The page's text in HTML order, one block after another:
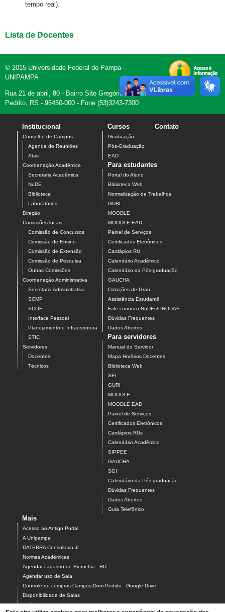
tempo real).
Lista de Docentes
© 2015 Universidade Federal do Pampa -
UNIPAMPA
Rua 21 de abril, 80 - Bairro São Gregório - Dom
Pedrito, RS - 96450-000 - Fone (53)3243-7300
Institucional
Conselho de Campus
Agenda de Reuniões
Atas
Coordenação Acadêmica
Secretaria Acadêmica
NuDE
Biblioteca
Laboratórios
Direção
Comissões locais
Comissão de Concursos
Comissão de Ensino
Comissão de Extensão
Comissão de Pesquisa
Outras Comissões
Coordenação Administrativa
Secretaria Administrativa
SCMP
SCOF
Interface Pessoal
Planejamento e Infraestrutura
STIC
Servidores
Docentes
Técnicos
Cursos
Graduação
Pós-Graduação
EAD
Contato
Para estudantes
Portal do Aluno
Biblioteca Web
Normalização de Trabalhos
GURI
MOODLE
MOODLE EAD
Painel de Serviços
Certificados Eletrônicos
Cardápios RU
Calendário Acadêmico
Calendário da Pós-graduação
GAUCHA
Colações de Grau
Assistência Estudantil
Fale conosco NuDEs/PRODAE
Dúvidas Frequentes
Dados Abertos
Para servidores
Manual do Servidor
Mapa Horários Docentes
Biblioteca Web
SEI
GURI
MOODLE
MOODLE EAD
Painel de Serviços
Certificados Eletrônicos
Cardápios RUs
Calendário Acadêmico
SIPPEE
GAUCHA
SGI
Calendário da Pós-graduação
Dúvidas Frequentes
Dados Abertos
Guia Telefônico
Mais
Acesso ao Antigo Portal
A Unipampa
DATERRA Consultoria Jr.
Normas Acadêmicas
Agendar cadastro de Biometria - RU
Agendar uso de Sala
Controle de compras Campus Dom Pedrito - Google Drive
Disponibilidade de Salas
Estágios